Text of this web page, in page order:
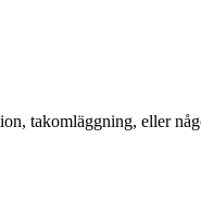
takomläggning, eller